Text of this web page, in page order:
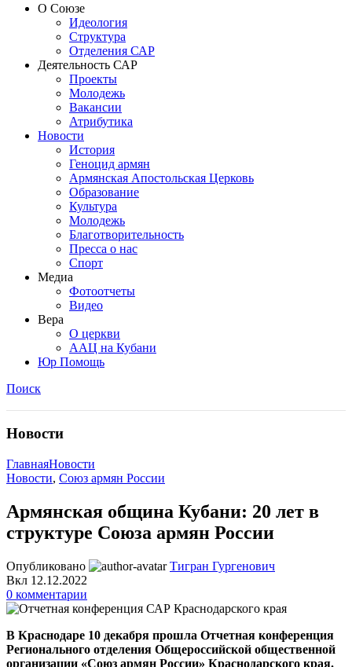
О Союзе
Идеология
Структура
Отделения САР
Деятельность САР
Проекты
Молодежь
Вакансии
Атрибутика
Новости
История
Геноцид армян
Армянская Апостольская Церковь
Образование
Культура
Молодежь
Благотворительность
Пресса о нас
Спорт
Медиа
Фотоотчеты
Видео
Вера
О церкви
ААЦ на Кубани
Юр Помощь
Поиск
Новости
ГлавнаяНовости
Новости, Союз армян России
Армянская община Кубани: 20 лет в
структуре Союза армян России
Опубликовано
Тигран Гургенович
Вкл 12.12.2022
0 комментарии
В Краснодаре 10 декабря прошла Отчетная конференция
Регионального отделения Общероссийской общественной
организации «Союз армян России» Краснодарского края.